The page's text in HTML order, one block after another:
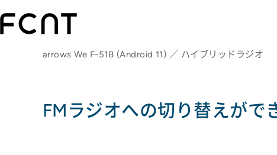
arrows We F-51B (Android 11) ／ ハイブリッドラジオ
FMラジオへの切り替えがで